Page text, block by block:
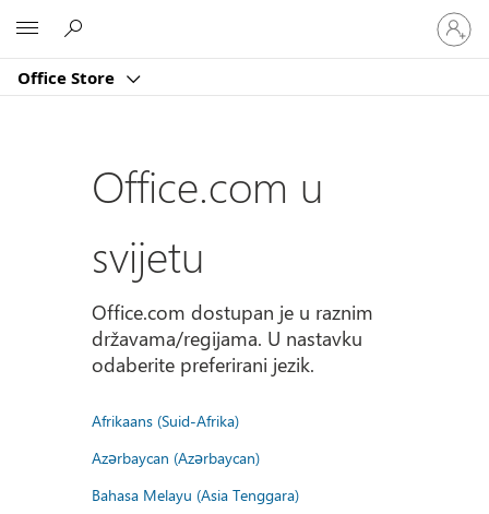
Office Store
Prijavite
se
u
račun
Office.com u
svijetu
Office.com dostupan je u raznim
državama/regijama. U nastavku
odaberite preferirani jezik.
Afrikaans (Suid-Afrika)
Azərbaycan (Azərbaycan)
Bahasa Melayu (Asia Tenggara)